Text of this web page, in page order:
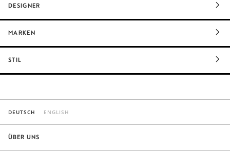
DESIGNER
MARKEN
STIL
DEUTSCH ENGLISH
ÜBER UNS